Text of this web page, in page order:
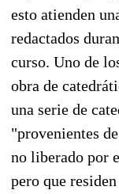
esto atienden
redactados
curso. Uno de
obra de
una serie de
"provenientes
no liberado por
pero que